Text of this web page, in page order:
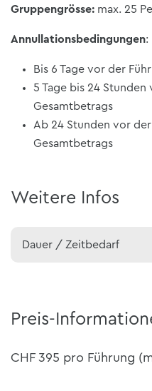
Gruppengrösse: max. 25
Annullationsbedingungen:
Bis 6 Tage vor der
5 Tage bis 24
Gesamtbetrags
Ab 24 Stunden vor
Gesamtbetrags
Weitere Infos
Dauer / Zeitbedarf
Preis-
CHF 395 pro Führung